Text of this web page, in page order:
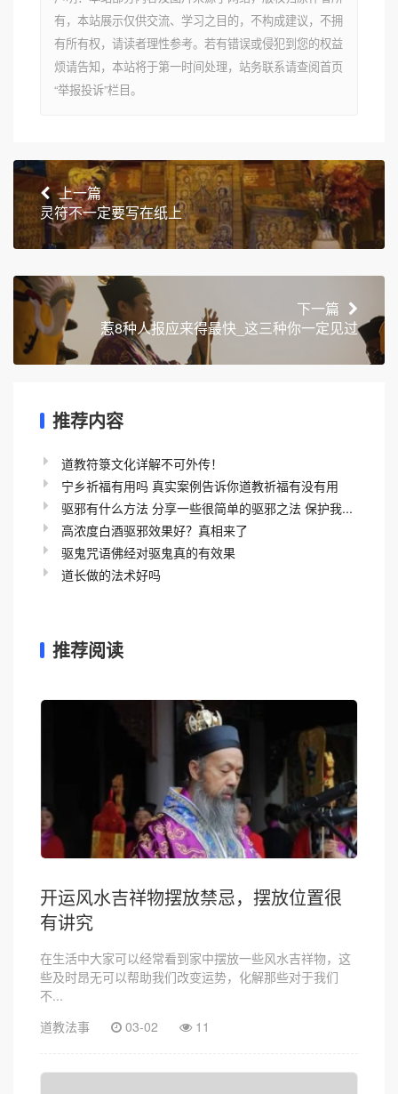
有，本站展示仅供交流、学习之目的，不构成建议，不拥
有所有权，请读者理性参考。若有错误或侵犯到您的权益
烦请告知，本站将于第一时间处理，站务联系请查阅首页
“举报投诉”栏目。
上一篇
灵符不一定要写在纸上
下一篇
惹8种人报应来得最快_这三种你一定见过
推荐内容
道教符箓文化详解不可外传！
宁乡祈福有用吗 真实案例告诉你道教祈福有没有用
驱邪有什么方法 分享一些很简单的驱邪之法 保护我...
高浓度白酒驱邪效果好？真相来了
驱鬼咒语佛经对驱鬼真的有效果
道长做的法术好吗
推荐阅读
开运风水吉祥物摆放禁忌，摆放位置很
有讲究
在生活中大家可以经常看到家中摆放一些风水吉祥物，这
些及时昂无可以帮助我们改变运势，化解那些对于我们
不...
道教法事
03-02 11